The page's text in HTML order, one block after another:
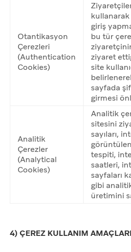
Otantikasyon
Çerezleri
(Authentication
Cookies)
giriş
bu tür
ziyaret
site
sayfada
girmesi
Analitik
Çerezler
(Analytical
Cookies)
Analitik
sitesini
sayıları,
tespiti,
saatleri,
sayfaları
gibi
üretimini
4) ÇEREZ KULLANIM AMAÇLARI